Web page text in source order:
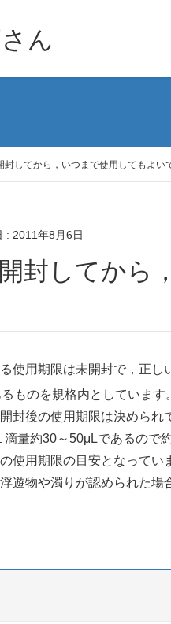
ん
封してから，いつまで使用してもよい
: 2011年8月6日
使用期限は未開封で，正
ものを規格内としていま
封後の使用期限は決めら
量約30～50μLであるので
使用期限の目安となって
遊物や濁りが認められた場